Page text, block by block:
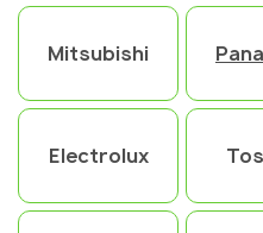
Mitsubishi
Electrolux